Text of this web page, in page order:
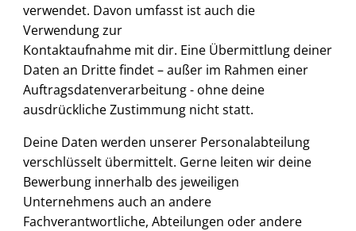
verwendet. Davon umfasst ist auch die
Verwendung zur
Kontaktaufnahme mit dir. Eine Übermittlung deiner
Daten an Dritte findet – außer im Rahmen einer
Auftragsdatenverarbeitung - ohne deine
ausdrückliche Zustimmung nicht statt.
Deine Daten werden unserer Personalabteilung
verschlüsselt übermittelt. Gerne leiten wir deine
Bewerbung innerhalb des jeweiligen
Unternehmens auch an andere
Fachverantwortliche, Abteilungen oder andere